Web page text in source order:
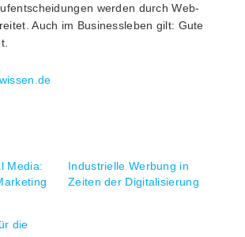
werden durch Web-
Auch im Businessleben gilt: Gute
Media:
Industrielle Werbung in
Zeiten der Digitalisierung
die